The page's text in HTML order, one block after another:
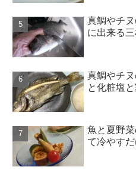
真鯛やチ
に出来る
真鯛やチ
と化粧塩
魚と夏野
て冷やす